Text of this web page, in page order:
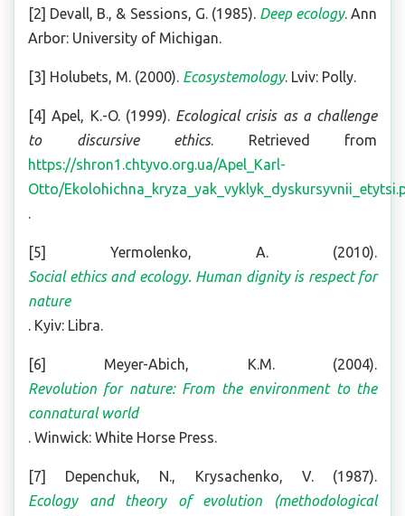
[2] Devall, B., & Sessions, G. (1985). Deep ecology. Ann
Arbor: University of Michigan.
[3] Holubets, M. (2000). Ecosystemology. Lviv: Polly.
[4] Apel, K.-O. (1999). Ecological crisis as a challenge
to discursive ethics. Retrieved from
https://shron1.chtyvo.org.ua/Apel_Karl-
Otto/
.
[5] Yermolenko, A. (2010).
Social ethics and ecology. Human dignity is respect for
nature
. Kyiv: Libra.
[6] Meyer-Abich, K.M. (2004).
Revolution for nature: From the environment to the
connatural world
. Winwick: White Horse Press.
[7] Depenchuk, N., Krysachenko, V. (1987).
Ecology and theory of evolution (methodological